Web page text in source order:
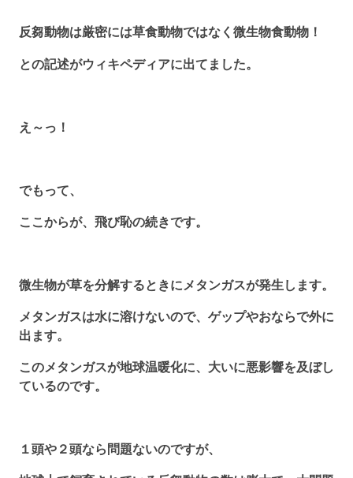
反芻動物は厳密には草食動物ではなく微生物食動物！
との記述がウィキペディアに出てました。
え～っ！
でもって、
ここからが、飛び恥の続きです。
微生物が草を分解するときにメタンガスが発生します。
メタンガスは水に溶けないので、ゲップやおならで外に
出ます。
このメタンガスが地球温暖化に、大いに悪影響を及ぼし
ているのです。
１頭や２頭なら問題ないのですが、